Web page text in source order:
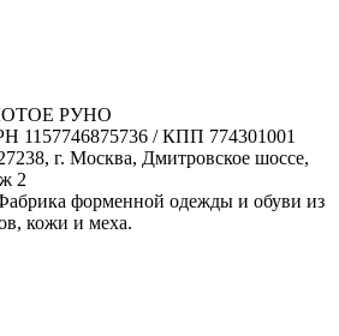
РУНО
1157746875736 / КПП 774301001
г. Москва, Дмитровское шоссе,
2
форменной одежды и обуви из
кожи и меха.